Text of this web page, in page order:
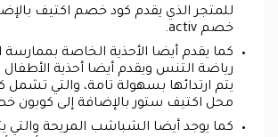
للمتجر الذي يقدم كود خصم اكتيف
خصم activ.
كما يقدم أيضا الأحذية الخاصة بممارسة
رياضة التنس ويقدم أيضا أحذية الأطفال
يتم ارتدائها بسهولة تامة، والتي
محل اكتيف ستور بالإضافة إلى كوبون
كما يوجد أيضا الشباشب المريحة والتي